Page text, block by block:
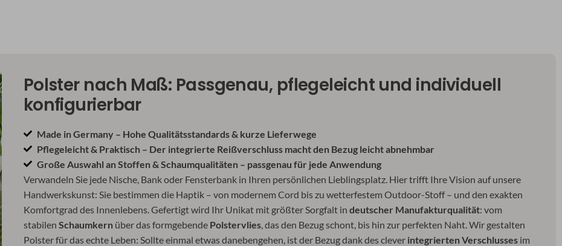
Polster nach Maß: Passgenau, pflegeleicht und individuell
konfigurierbar
Made in Germany – Hohe Qualitätsstandards & kurze Lieferwege
Pflegeleicht & Praktisch – Der integrierte Reißverschluss macht den Bezug leicht abnehmbar
Große Auswahl an Stoffen & Schaumqualitäten – passgenau für jede Anwendung
Verwandeln Sie jede Nische, Bank oder Fensterbank in Ihren persönlichen Lieblingsplatz. Hier trifft Ihre Vision auf unsere
Handwerkskunst: Sie bestimmen die Haptik – von modernem Cord bis zu wetterfestem Outdoor-Stoff – und den exakten
Komfortgrad des Innenlebens. Gefertigt wird Ihr Unikat mit größter Sorgfalt in deutscher Manufakturqualität: vom
stabilen Schaumkernüber das formgebende Polstervlies, das den Bezug schont, bis hin zur perfekten Naht. Wir gestalten
Polster für das echte Leben: Sollte einmal etwas danebengehen, ist der Bezug dank des cleverintegrierten Verschlussesim